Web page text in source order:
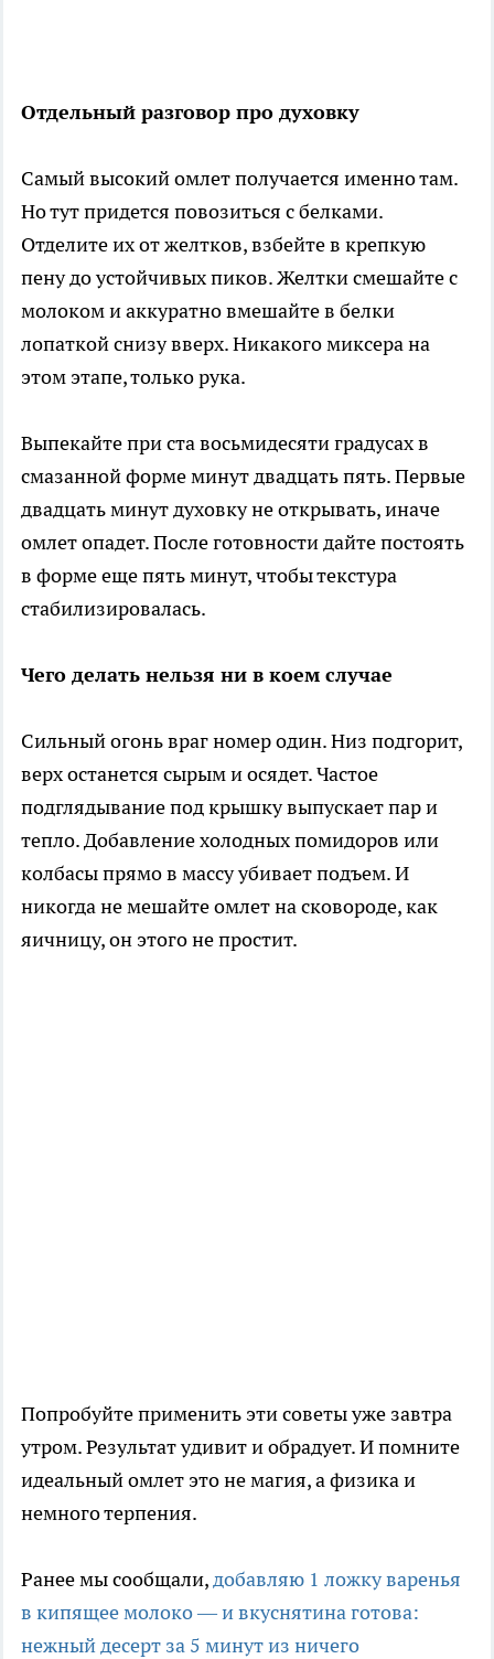
Отдельный разговор про духовку
Самый высокий омлет получается именно там.
Но тут придется повозиться с белками.
Отделите их от желтков, взбейте в крепкую
пену до устойчивых пиков. Желтки смешайте с
молоком и аккуратно вмешайте в белки
лопаткой снизу вверх. Никакого миксера на
этом этапе, только рука.
Выпекайте при ста восьмидесяти градусах в
смазанной форме минут двадцать пять. Первые
двадцать минут духовку не открывать, иначе
омлет опадет. После готовности дайте постоять
в форме еще пять минут, чтобы текстура
стабилизировалась.
Чего делать нельзя ни в коем случае
Сильный огонь враг номер один. Низ подгорит,
верх останется сырым и осядет. Частое
подглядывание под крышку выпускает пар и
тепло. Добавление холодных помидоров или
колбасы прямо в массу убивает подъем. И
никогда не мешайте омлет на сковороде, как
яичницу, он этого не простит.
Попробуйте применить эти советы уже завтра
утром. Результат удивит и обрадует. И помните
идеальный омлет это не магия, а физика и
немного терпения.
Ранее мы сообщали,добавляю 1 ложку варенья
в кипящее молоко — и вкуснятина готова:
нежный десерт за 5 минут из ничего